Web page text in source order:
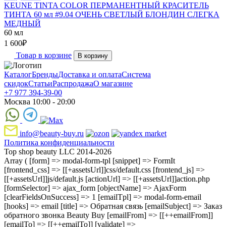
KEUNE TINTA COLOR ПЕРМАНЕНТНЫЙ КРАСИТЕЛЬ
ТИНТА 60 мл #9.04 ОЧЕНЬ СВЕТЛЫЙ БЛОНДИН СЛЕГКА
МЕДНЫЙ
60 мл
1 600₽
Товар в корзине
В корзину
КаталогБрендыДоставка и оплатаСистема
скидокСтатьиРаспродажаО магазине
+7 977 394-39-00
Москва 10:00 - 20:00
info@beauty-buy.ru
Политика конфиденциальности
Top shop beauty LLC 2014-2026
Array ( [form] => modal-form-tpl [snippet] => FormIt
[frontend_css] => [[+assetsUrl]]css/default.css [frontend_js] =>
[[+assetsUrl]]js/default.js [actionUrl] => [[+assetsUrl]]action.php
[formSelector] => ajax_form [objectName] => AjaxForm
[clearFieldsOnSuccess] => 1 [emailTpl] => modal-form-email
[hooks] => email [title] => Обратная связь [emailSubject] => Заказ
обратного звонка Beauty Buy [emailFrom] => [[++emailFrom]]
[emailTo] => [[++emailTo]] [validate] =>